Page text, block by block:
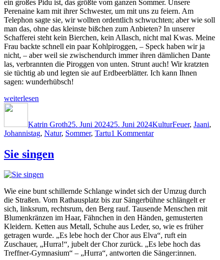
ein großes Pidu ist, das größte vom ganzen Sommer. Unsere
Perenaine kam mit ihrer Schwester, um mit uns zu feiern. Am
Telephon sagte sie, wir wollten ordentlich schwuchten; aber wie soll
man das, ohne das kleinste bißchen zum Anbieten? In unserer
Schafferei steht kein Bierchen, kein Allasch, nicht mal Kwas. Meine
Frau backte schnell ein paar Kohlpiroggen, – Speck haben wir ja
nicht, – aber weil sie zwischendurch immer ihren dämlichen Dante
las, verbrannten die Piroggen von unten. Strunt auch! Wir kratzten
sie tüchtig ab und legten sie auf Erdbeerblätter. Ich kann Ihnen
sagen: wunderhübsch!
„Johanni,
Jaanipäev
Jaani“
weiterlesen
Katrin Groth25. Juni 202425. Juni 2024KulturFeuer, Jaani,
Johannistag, Natur, Sommer, Tartu1 Kommentarzu
Sie singen
Wie eine bunt schillernde Schlange windet sich der Umzug durch
die Straßen. Vom Rathausplatz bis zur Sängerbühne schlängelt er
sich, linksrum, rechtsrum, den Berg rauf. Tausende Menschen mit
Blumenkränzen im Haar, Fähnchen in den Händen, gemusterten
Kleidern. Ketten aus Metall, Schuhe aus Leder, so, wie es früher
getragen wurde. „Es lebe hoch der Chor aus Elva“, ruft ein
Zuschauer, „Hurra!“, jubelt der Chor zurück. „Es lebe hoch das
Treffner-Gymnasium“ – „Hurra“, antworten die Sänger:innen.